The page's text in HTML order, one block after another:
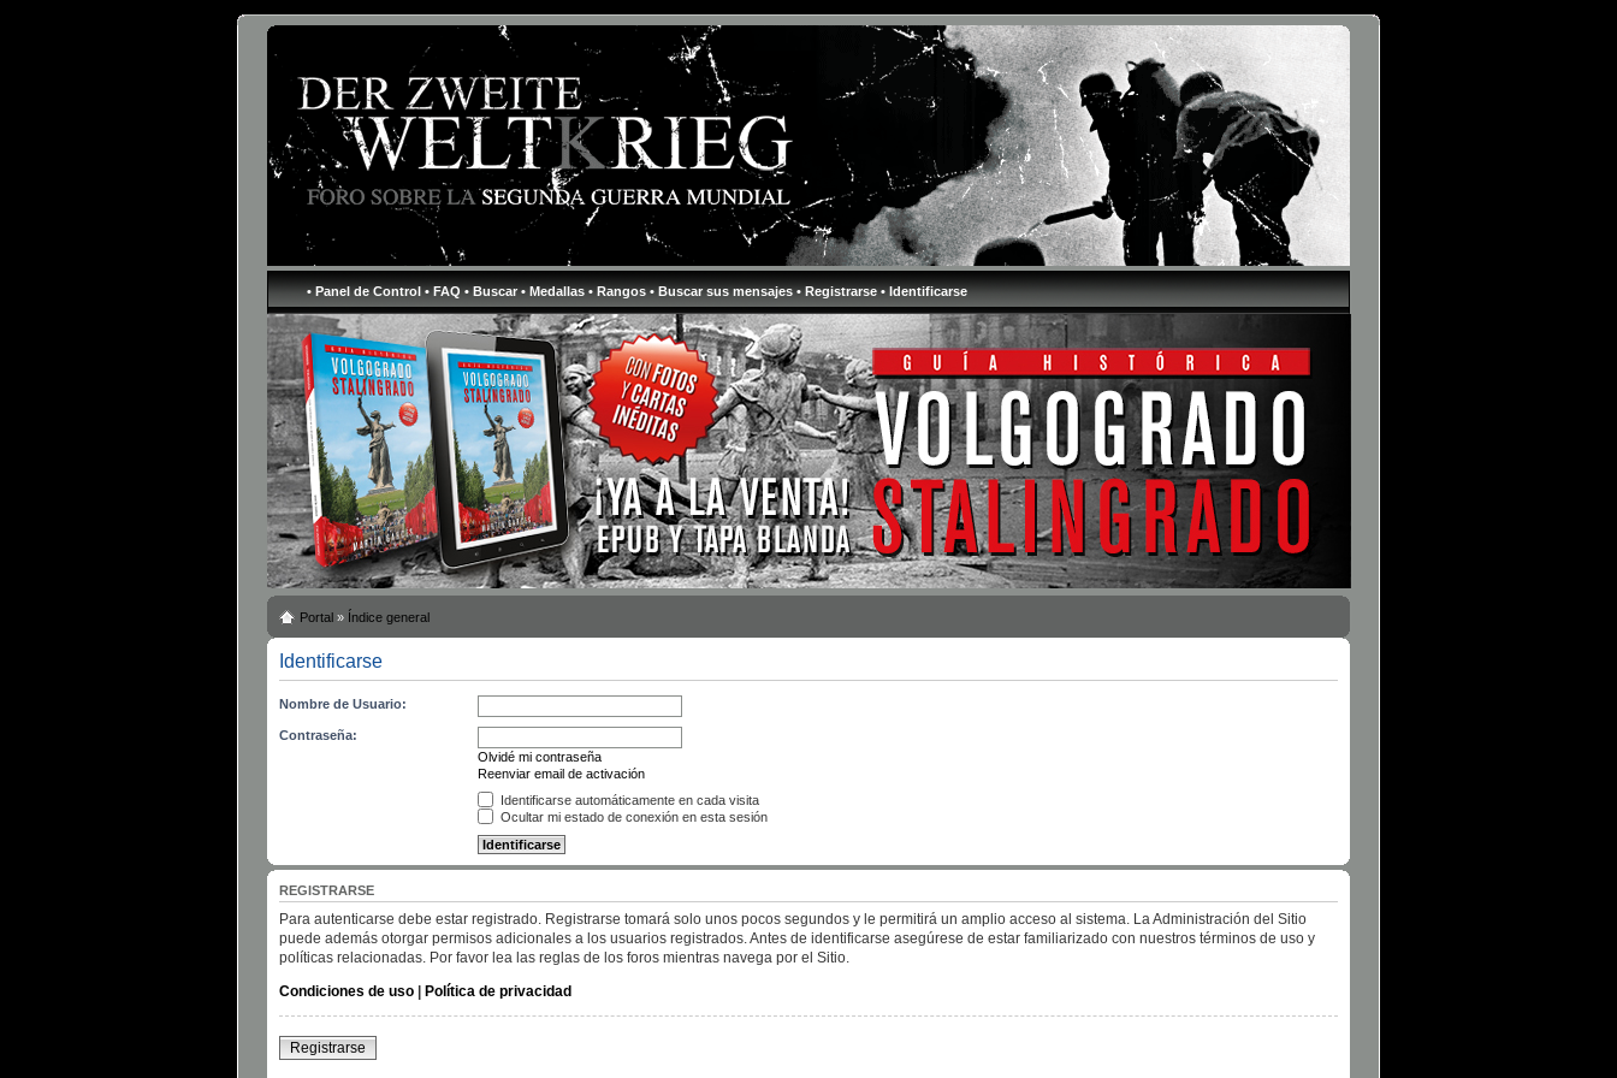
• Panel de Control • FAQ • Buscar • Medallas • Rangos • Buscar sus mensajes • Registrarse • Identificarse
Portal » Índice general
Identificarse
Nombre de Usuario:
Contraseña:
Olvidé mi contraseña
Reenviar email de activación
Identificarse automáticamente en cada visita
Ocultar mi estado de conexión en esta sesión
REGISTRARSE
Para autenticarse debe estar registrado. Registrarse tomará solo unos pocos segundos y le permitirá un amplio acceso al sistema. La Administración del Sitio
puede además otorgar permisos adicionales a los usuarios registrados. Antes de identificarse asegúrese de estar familiarizado con nuestros términos de uso y
políticas relacionadas. Por favor lea las reglas de los foros mientras navega por el Sitio.
Condiciones de uso | Política de privacidad
Registrarse